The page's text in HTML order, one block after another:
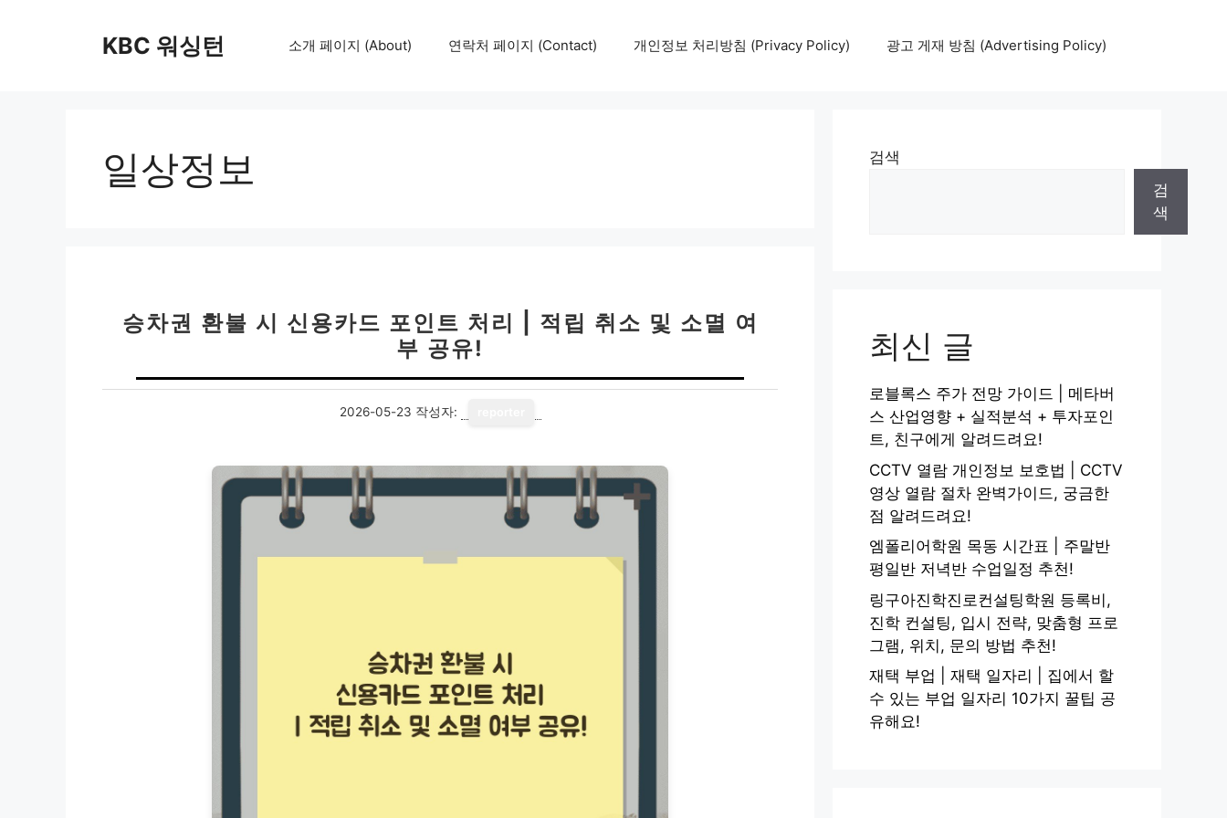
KBC 워싱턴 소개 페이지 (About) 연락처 페이지 (Contact) 개인정보 처리방침 (Privacy Policy) 광고 게재 방침 (Advertising Policy)
일상정보
승차권 환불 시 신용카드 포인트 처리 | 적립 취소 및 소멸 여
부 공유!
2026-05-23 작성자:
검색
검
색
최신 글
로블록스 주가 전망 가이드 | 메타버
스 산업영향 + 실적분석 + 투자포인
트, 친구에게 알려드려요!
CCTV 열람 개인정보 보호법 | CCTV
영상 열람 절차 완벽가이드, 궁금한
점 알려드려요!
엠폴리어학원 목동 시간표 | 주말반
평일반 저녁반 수업일정 추천!
링구아진학진로컨설팅학원 등록비,
진학 컨설팅, 입시 전략, 맞춤형 프로
그램, 위치, 문의 방법 추천!
재택 부업 | 재택 일자리 | 집에서 할
수 있는 부업 일자리 10가지 꿀팁 공
유해요!